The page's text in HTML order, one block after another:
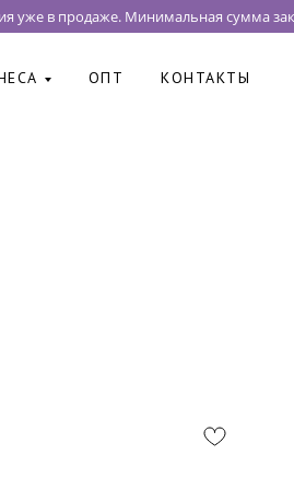
уже в продаже. Минимальная сумма
ОПТ КОНТАКТЫ